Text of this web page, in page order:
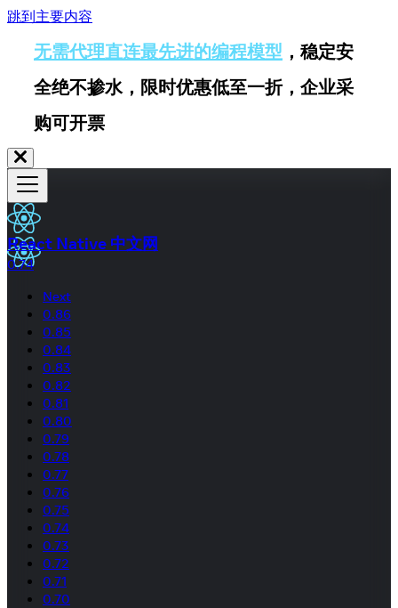
跳到主要内容
无需代理直连最先进的编程模型 ，稳定安
全绝不掺水，限时优惠低至一折，企业采
购可开票
React Native 中文网
0.74
Next
0.86
0.85
0.84
0.83
0.82
0.81
0.80
0.79
0.78
0.77
0.76
0.75
0.74
0.73
0.72
0.71
0.70